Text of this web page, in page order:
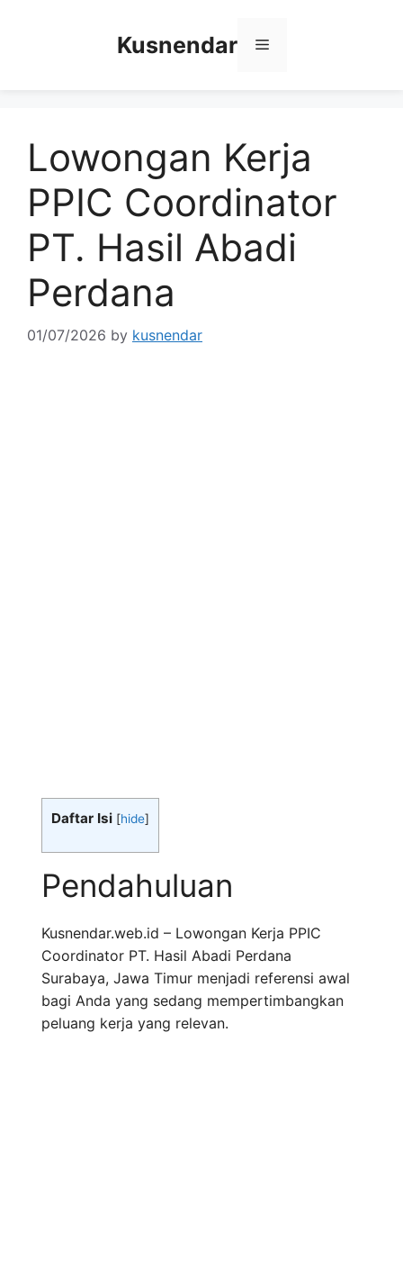
Kusnendar Menu
Lowongan Kerja
PPIC Coordinator
PT. Hasil Abadi
Perdana
01/07/2026 by kusnendar
Daftar Isi [hide]
Pendahuluan
Kusnendar.web.id – Lowongan Kerja PPIC
Coordinator PT. Hasil Abadi Perdana
Surabaya, Jawa Timur menjadi referensi awal
bagi Anda yang sedang mempertimbangkan
peluang kerja yang relevan.